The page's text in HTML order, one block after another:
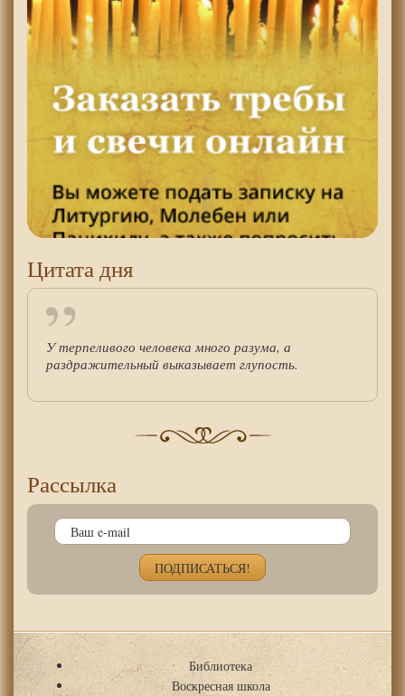
Цитата дня
У терпеливого человека много разума, а
раздражительный выказывает глупость.
Рассылка
Библиотека
Воскресная школа